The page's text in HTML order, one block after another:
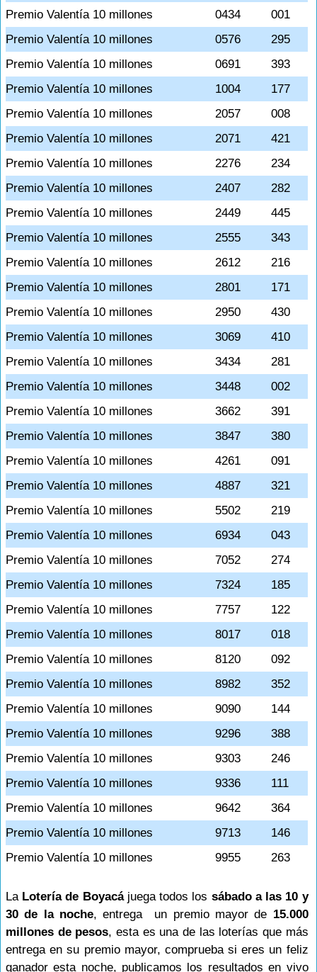
Premio Valentía 10 millones
0434
001
Premio Valentía 10 millones
0576
295
Premio Valentía 10 millones
0691
393
Premio Valentía 10 millones
1004
177
Premio Valentía 10 millones
2057
008
Premio Valentía 10 millones
2071
421
Premio Valentía 10 millones
2276
234
Premio Valentía 10 millones
2407
282
Premio Valentía 10 millones
2449
445
Premio Valentía 10 millones
2555
343
Premio Valentía 10 millones
2612
216
Premio Valentía 10 millones
2801
171
Premio Valentía 10 millones
2950
430
Premio Valentía 10 millones
3069
410
Premio Valentía 10 millones
3434
281
Premio Valentía 10 millones
3448
002
Premio Valentía 10 millones
3662
391
Premio Valentía 10 millones
3847
380
Premio Valentía 10 millones
4261
091
Premio Valentía 10 millones
4887
321
Premio Valentía 10 millones
5502
219
Premio Valentía 10 millones
6934
043
Premio Valentía 10 millones
7052
274
Premio Valentía 10 millones
7324
185
Premio Valentía 10 millones
7757
122
Premio Valentía 10 millones
8017
018
Premio Valentía 10 millones
8120
092
Premio Valentía 10 millones
8982
352
Premio Valentía 10 millones
9090
144
Premio Valentía 10 millones
9296
388
Premio Valentía 10 millones
9303
246
Premio Valentía 10 millones
9336
111
Premio Valentía 10 millones
9642
364
Premio Valentía 10 millones
9713
146
Premio Valentía 10 millones
9955 263
La Lotería de Boyacá juega todos los sábado a las 10 y
30 de la noche, entrega un premio mayor de 15.000
millones de pesos, esta es una de las loterías que más
entrega en su premio mayor, comprueba si eres un feliz
ganador esta noche, publicamos los resultados en vivo